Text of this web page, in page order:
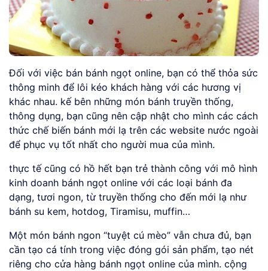
Đối với việc bán bánh ngọt online, bạn có thể thỏa sức
thông minh để lôi kéo khách hàng với các hương vị
khác nhau. kế bên những món bánh truyền thống,
thông dụng, bạn cũng nên cập nhật cho mình các cách
thức chế biến bánh mới lạ trên các website nước ngoài
để phục vụ tốt nhất cho người mua của mình.
thực tế cũng có hồ hết bạn trẻ thành công với mô hình
kinh doanh bánh ngọt online với các loại bánh đa
dạng, tươi ngon, từ truyền thống cho đến mới lạ như
bánh su kem, hotdog, Tiramisu, muffin…
Một món bánh ngon “tuyệt cú mèo” vẫn chưa đủ, bạn
cần tạo cá tính trong việc đóng gói sản phẩm, tạo nét
riêng cho cửa hàng bánh ngọt online của mình. cộng